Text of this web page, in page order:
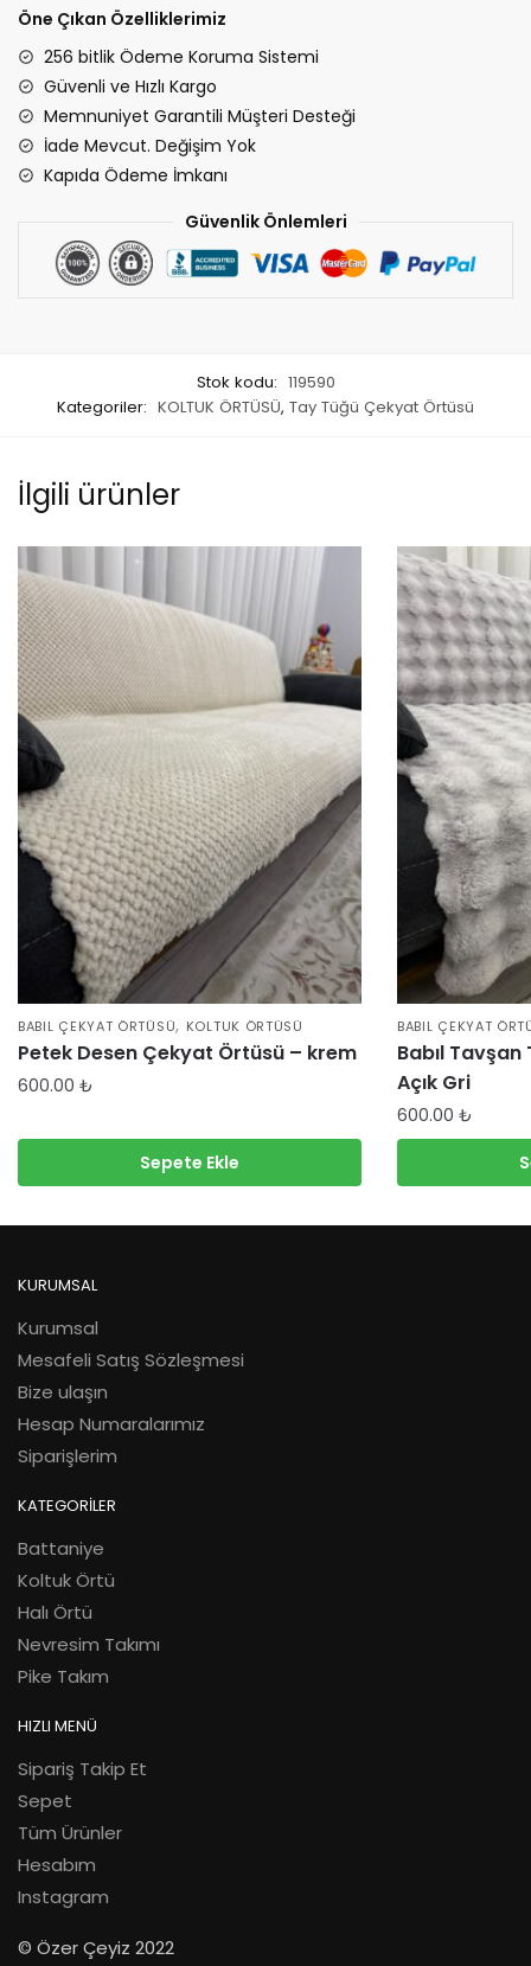
Örtüsü
Krem
adet
Öne Çıkan Özelliklerimiz
256 bitlik Ödeme Koruma Sistemi
Güvenli ve Hızlı Kargo
Memnuniyet Garantili Müşteri Desteği
İade Mevcut. Değişim Yok
Kapıda Ödeme İmkanı
Güvenlik Önlemleri
Stok kodu: 119590
Kategoriler: KOLTUK ÖRTÜSÜ, Tay Tüğü Çekyat Örtüsü
İlgili ürünler
BABIL ÇEKYAT ÖRTÜSÜ, KOLTUK ÖRTÜSÜ
Petek Desen Çekyat Örtüsü – krem
600.00 ₺
Sepete Ekle
BABIL ÇEKYAT
Babıl
Açık Gri
600.00 ₺
KURUMSAL
Kurumsal
Mesafeli Satış Sözleşmesi
Bize ulaşın
Hesap Numaralarımız
Siparişlerim
KATEGORİLER
Battaniye
Koltuk Örtü
Halı Örtü
Nevresim Takımı
Pike Takım
HIZLI MENÜ
Sipariş Takip Et
Sepet
Tüm Ürünler
Hesabım
Instagram
© Özer Çeyiz 2022